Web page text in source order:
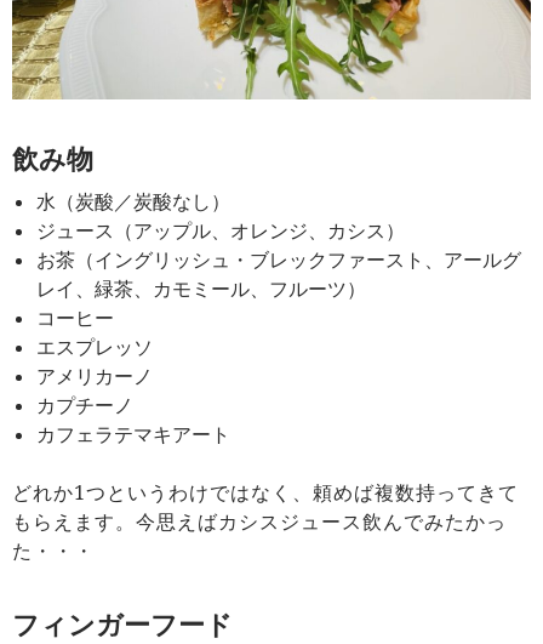
飲み物
水（炭酸／炭酸なし）
ジュース（アップル、オレンジ、カシス）
お茶（イングリッシュ・ブレックファースト、アールグ
レイ、緑茶、カモミール、フルーツ）
コーヒー
エスプレッソ
アメリカーノ
カプチーノ
カフェラテマキアート
どれか1つというわけではなく、頼めば複数持ってきて
もらえます。今思えばカシスジュース飲んでみたかっ
た・・・
フィンガーフード